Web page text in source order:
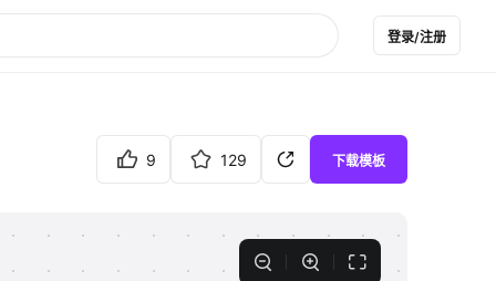
登录/注册
9 129 下载模板